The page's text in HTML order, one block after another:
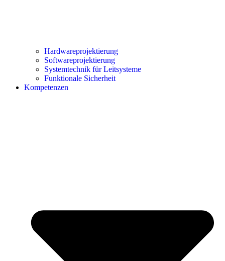
Hardwareprojektierung
Softwareprojektierung
Systemtechnik für Leitsysteme
Funktionale Sicherheit
Kompetenzen